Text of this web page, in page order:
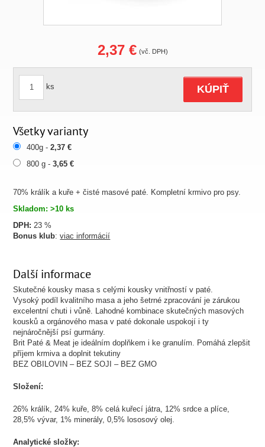
70% králík a kuře + čisté masové paté. Kompletní krmivo pro psy.
Skladom: >10 ks
DPH: 23 %
Bonus klub:viac informácií
2,37 € (vč. DPH)
ks KÚPIŤ
Všetky varianty
400g -2,37 €
800 g -3,65 €
Další informace
Skutečné kousky masa s celými kousky vnitřností v paté.
Vysoký podíl kvalitního masa a jeho šetrné zpracování je zárukou
excelentní chuti i vůně. Lahodné kombinace skutečných masových
kousků a orgánového masa v paté dokonale uspokojí i ty
nejnáročnější psí gurmány.
Brit Paté & Meat je ideálním doplňkem i ke granulím. Pomáhá zlepšit
příjem krmiva a doplnit tekutiny
BEZ OBILOVIN – BEZ SOJI – BEZ GMO
Složení:
26% králík, 24% kuře, 8% celá kuřecí játra, 12% srdce a plíce,
28,5% vývar, 1% minerály, 0,5% lososový olej.
Analytické složky: